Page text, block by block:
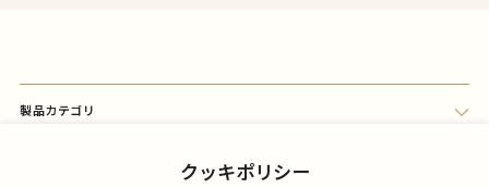
クッキポリシー
製品カテゴリ